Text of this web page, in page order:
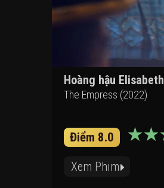
Hoàng hậu Elisabeth
The Empress (2022)
Điểm 8.0
Xem Phim